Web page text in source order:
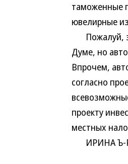
таможенные
ювелирные
Пожалуй,
Думе, но
Впрочем,
согласно
проекту
местных
ИРИНА Ъ-